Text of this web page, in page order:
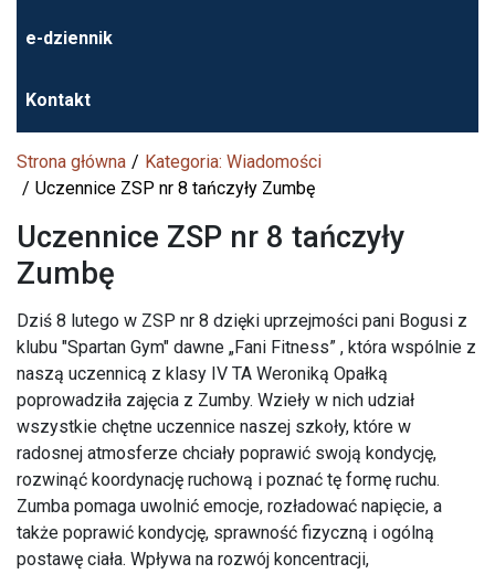
e-dziennik
Kontakt
Strona główna
Kategoria: Wiadomości
Uczennice ZSP nr 8 tańczyły Zumbę
Uczennice ZSP nr 8 tańczyły
Zumbę
Dziś 8 lutego w ZSP nr 8 dzięki uprzejmości pani Bogusi z
klubu "Spartan Gym" dawne „Fani Fitness” , która wspólnie z
naszą uczennicą z klasy IV TA Weroniką Opałką
poprowadziła zajęcia z Zumby. Wzieły w nich udział
wszystkie chętne uczennice naszej szkoły, które w
radosnej atmosferze chciały poprawić swoją kondycję,
rozwinąć koordynację ruchową i poznać tę formę ruchu.
Zumba pomaga uwolnić emocje, rozładować napięcie, a
także poprawić kondycję, sprawność fizyczną i ogólną
postawę ciała. Wpływa na rozwój koncentracji,